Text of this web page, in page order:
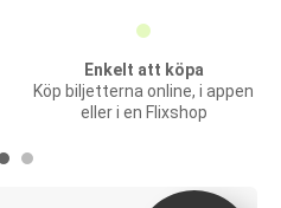
Enkelt att köpa
Köp biljetterna online, i appen
eller i en Flixshop